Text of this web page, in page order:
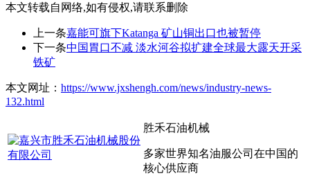
本文转载自网络,如有侵权,请联系删除
上一条嘉能可旗下Katanga 矿山铜出口也被暂停
下一条中国胃口不减 淡水河谷拟扩建全球最大露天开采
铁矿
本文网址： https://www.jxshengh.com/news/industry-news-
132.html
胜禾石油机械
多家世界知名油服公司在中国的
核心供应商